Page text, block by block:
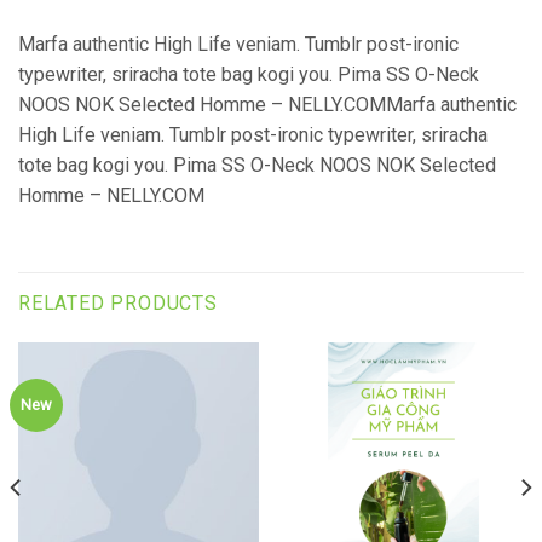
Marfa authentic High Life veniam. Tumblr post-ironic
typewriter, sriracha tote bag kogi you. Pima SS O-Neck
NOOS NOK Selected Homme – NELLY.COMMarfa authentic
High Life veniam. Tumblr post-ironic typewriter, sriracha
tote bag kogi you. Pima SS O-Neck NOOS NOK Selected
Homme – NELLY.COM
RELATED PRODUCTS
New